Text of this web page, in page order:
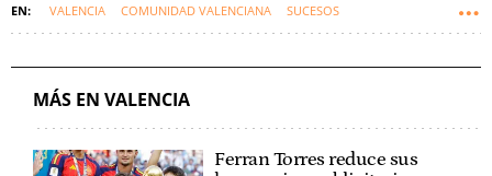
VALENCIA COMUNIDAD VALENCIANA SUCESOS
MÁS EN VALENCIA
Ferran Torres reduce sus